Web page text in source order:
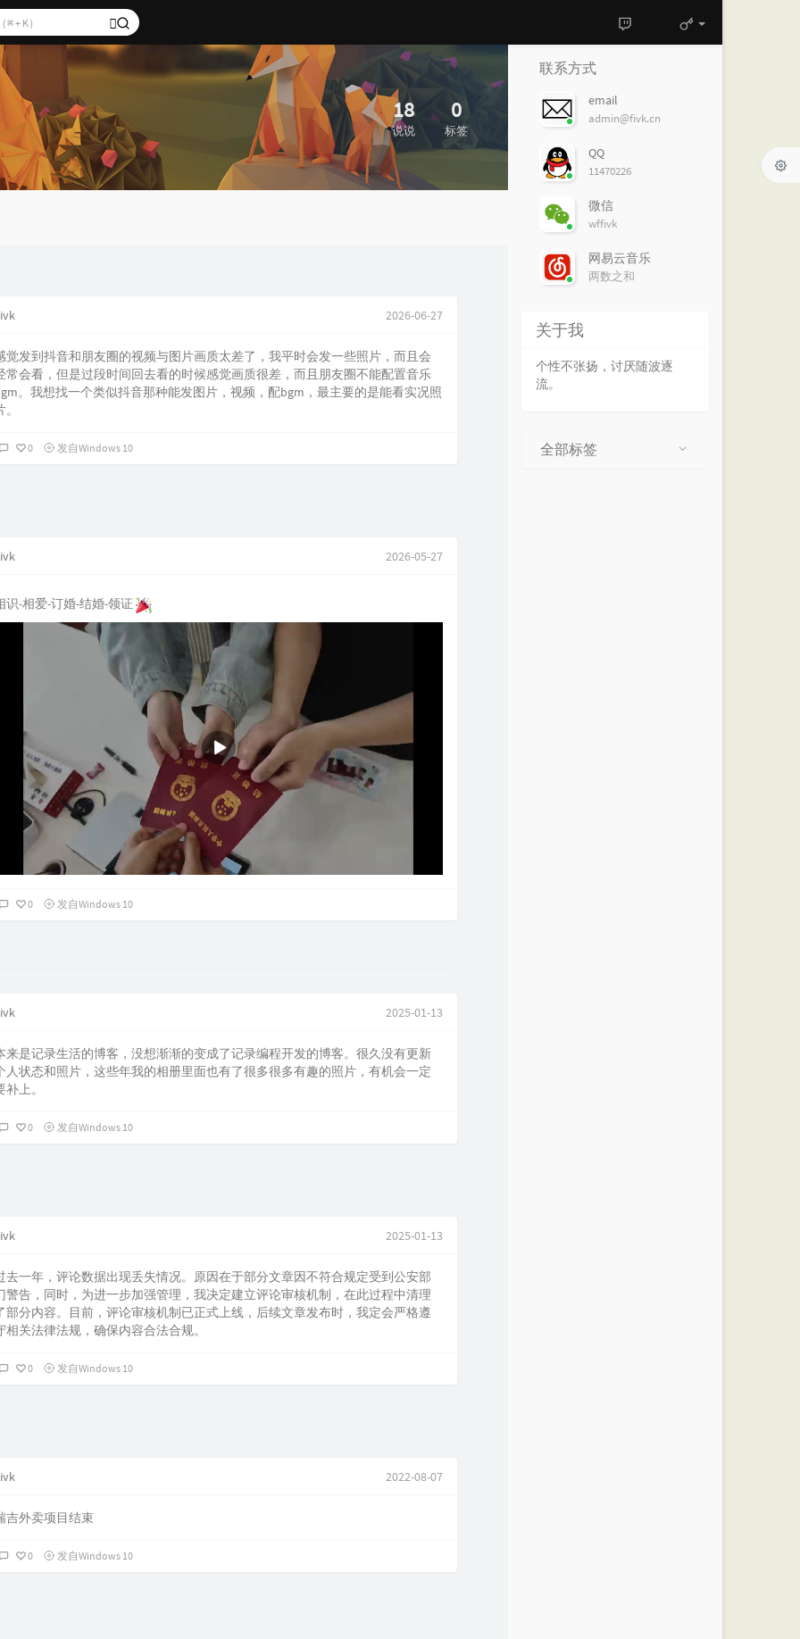
18
说说
0
标签
2026-06-27
觉发到抖音和朋友圈的视频与图片画质太差了，我平时会发一些照片，而且会
常会看，但是过段时间回去看的时候感觉画质很差，而且朋友圈不能配置音乐
。我想找一个类似抖音那种能发图片，视频，配bgm，最主要的是能看实况照
0 发自Windows 10
2026-05-27
识-相爱-订婚-结婚-领证
0 发自Windows 10
2025-01-13
来是记录生活的博客，没想渐渐的变成了记录编程开发的博客。很久没有更新
人状态和照片，这些年我的相册里面也有了很多很多有趣的照片，有机会一定
补上。
0 发自Windows 10
2025-01-13
去一年，评论数据出现丢失情况。原因在于部分文章因不符合规定受到公安部
警告，同时，为进一步加强管理，我决定建立评论审核机制，在此过程中清理
部分内容。目前，评论审核机制已正式上线，后续文章发布时，我定会严格遵
相关法律法规，确保内容合法合规。
0 发自Windows 10
2022-08-07
吉外卖项目结束
0 发自Windows 10
联系方式
email
admin@fivk.cn
QQ
11470226
微信
wffivk
网易云音乐
两数之和
关于我
个性不张扬，讨厌随波逐
流。
全部标签